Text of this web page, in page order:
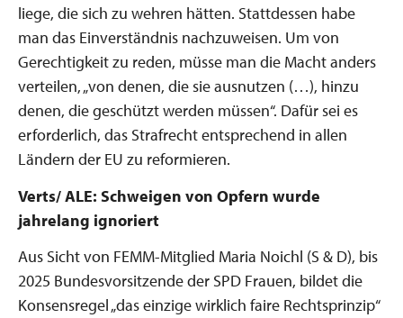
liege, die sich zu wehren hätten. Stattdessen habe
man das Einverständnis nachzuweisen. Um von
Gerechtigkeit zu reden, müsse man die Macht anders
verteilen, „von denen, die sie ausnutzen (…), hinzu
denen, die geschützt werden müssen“. Dafür sei es
erforderlich, das Strafrecht entsprechend in allen
Ländern der EU zu reformieren.
Verts/ ALE: Schweigen von Opfern wurde
jahrelang ignoriert
Aus Sicht von FEMM-Mitglied Maria Noichl (S & D), bis
2025 Bundesvorsitzende der SPD Frauen, bildet die
Konsensregel „das einzige wirklich faire Rechtsprinzip“